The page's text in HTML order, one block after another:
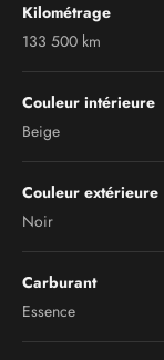
Kilométrage
133 500 km
Couleur intérieure
Beige
Couleur extérieure
Noir
Carburant
Essence